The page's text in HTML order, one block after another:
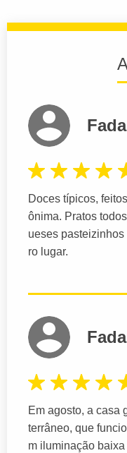
Doces típicos,
ônima. Pratos
ueses
ro lugar.
Em agosto, a casa
terrâneo, que
m iluminação